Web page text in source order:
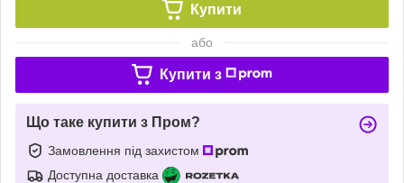
Купити
або
Купити з
Що таке купити з Пром?
Замовлення під захистом
Доступна доставка